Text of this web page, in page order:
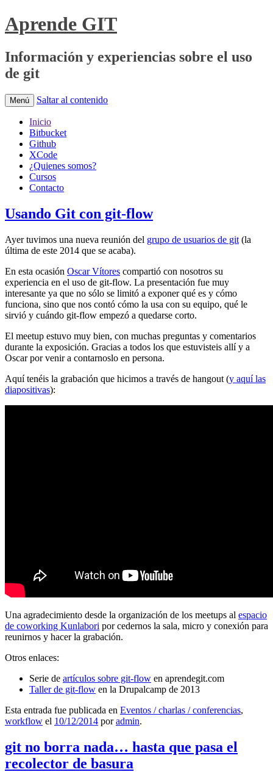
Aprende GIT
Información y experiencias sobre el uso
de git
Menú Saltar al contenido
Inicio
Bitbucket
Github
XCode
¿Quienes somos?
Cursos
Contacto
Usando Git con git-flow
Ayer tuvimos una nueva reunión del grupo de usuarios de git (la
última de este 2014 que se acaba).
En esta ocasión Oscar Vítores compartió con nosotros su
experiencia en el uso de git-flow. La presentación fue muy
interesante ya que no sólo se limitó a exponer qué es y cómo
funciona, sino que nos contó cómo la usa con su equipo, qué le
sirvió y cuándo git-flow empezó a quedarse corto.
El meetup estuvo muy bien, con muchas preguntas y comentarios
durante la exposición. Gracias a todos los que estuvisteis allí y a
Oscar por venir a contarnoslo en persona.
Aquí tenéis la grabación que hicimos a través de hangout (y aquí las
diapositivas):
Una agradecimiento desde la organización de los meetups al espacio
de coworking Kunlabori por cedernos la sala, micro y conexión para
reunirnos y hacer la grabación.
Otros enlaces:
Serie de artículos sobre git-flow en aprendegit.com
Taller de git-flow en la Drupalcamp de 2013
Esta entrada fue publicada en Eventos / charlas / conferencias,
workflow el 10/12/2014 poradmin.
git no borra nada… hasta que pasa el
recolector de basura